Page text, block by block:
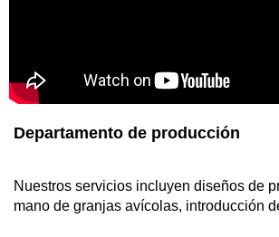
Departamento de producción
Nuestros servicios incluyen diseños de
mano de granjas avícolas, introducción
Recolector de huevos terminal
Está diseñado para granjas avícolas grandes
compatible con jaulas automáticas...